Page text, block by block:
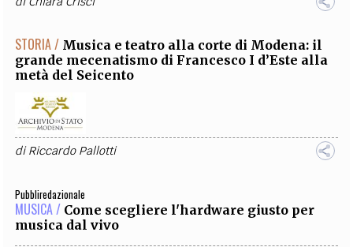
STORIA / Musica e teatro alla corte di Modena: il
grande mecenatismo di Francesco I d’Este alla
metà del Seicento
diRiccardo Pallotti
Pubbliredazionale
MUSICA / Come scegliere l'hardware giusto per
musica dal vivo